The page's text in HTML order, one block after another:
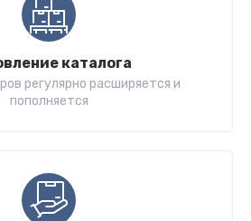
каталога
регулярно расширяется и
пополняется